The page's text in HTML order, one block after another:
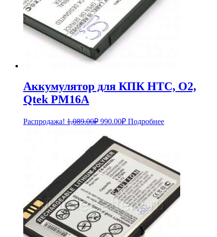
Аккумулятор для КПК HTC, O2,
Qtek PM16A
Распродажа! 1,089.00₽ Первоначальная
составляла
1,089.00₽.
990.00₽Текущая
цена:
Подробнее